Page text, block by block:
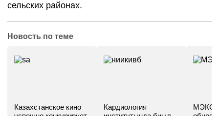
сельских районах.
Новость по теме
Казахстанское кино
Кардиология
МЭКС -